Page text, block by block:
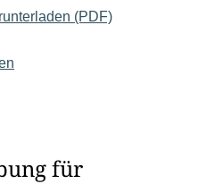
(PDF)
für